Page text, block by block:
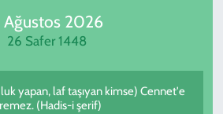
Ağustos 2026
26 Safer 1448
yapan, laf taşıyan kimse) Cennet'e
(Hadis-i şerif)